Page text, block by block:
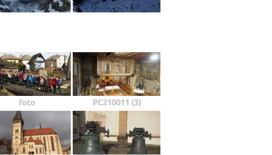
foto PC210011 (3)